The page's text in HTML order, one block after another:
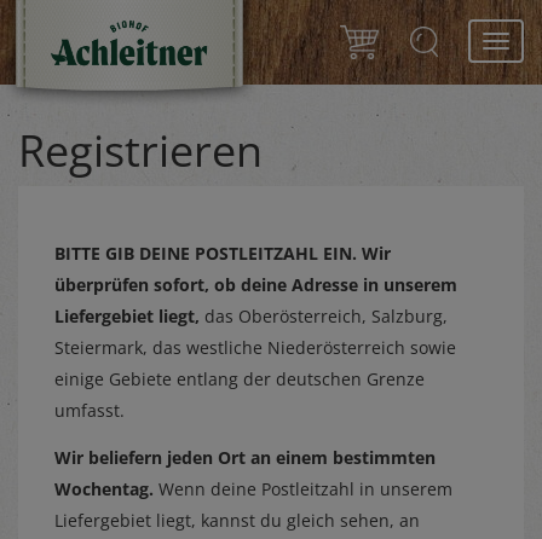
Registrieren
BITTE GIB DEINE POSTLEITZAHL EIN. Wir
überprüfen sofort, ob deine Adresse in unserem
Liefergebiet liegt, das Oberösterreich, Salzburg,
Steiermark, das westliche Niederösterreich sowie
einige Gebiete entlang der deutschen Grenze
umfasst.
Wir beliefern jeden Ort an einem bestimmten
Wochentag. Wenn deine Postleitzahl in unserem
Liefergebiet liegt, kannst du gleich sehen, an